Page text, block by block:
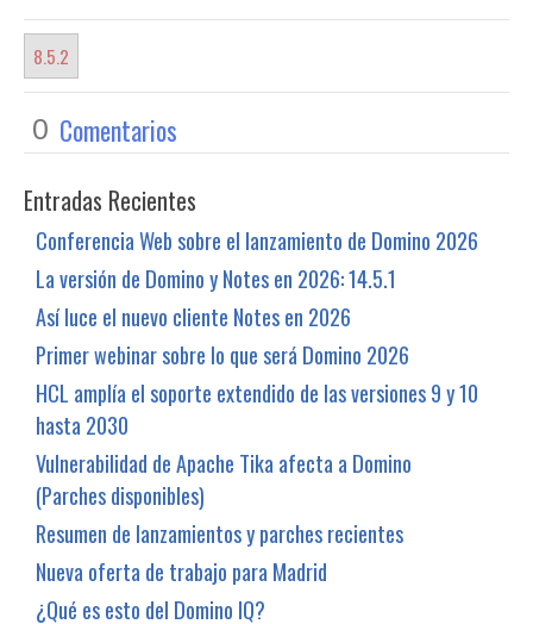
8.5.2
0 Comentarios
Entradas Recientes
Conferencia Web sobre el lanzamiento de Domino 2026
La versión de Domino y Notes en 2026: 14.5.1
Así luce el nuevo cliente Notes en 2026
Primer webinar sobre lo que será Domino 2026
HCL amplía el soporte extendido de las versiones 9 y 10
hasta 2030
Vulnerabilidad de Apache Tika afecta a Domino
(Parches disponibles)
Resumen de lanzamientos y parches recientes
Nueva oferta de trabajo para Madrid
¿Qué es esto del Domino IQ?